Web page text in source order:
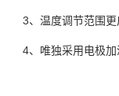
3、温度调节范围更
4、唯独采用电极加